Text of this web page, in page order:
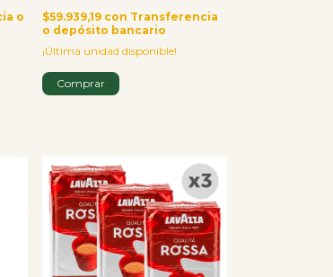
o
$59.939,19 con Transferencia
o depósito bancario
¡Última unidad disponible!